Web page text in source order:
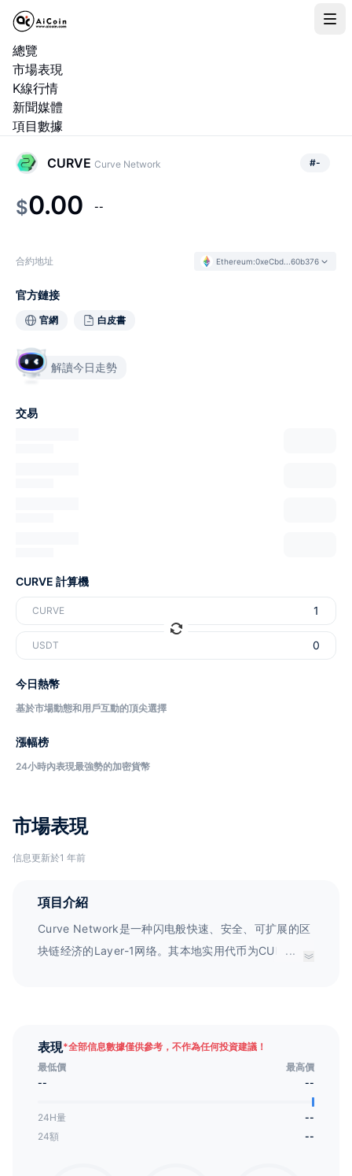
總覽
市場表現
K線行情
新聞媒體
項目數據
市場表現
信息更新於1 年前
項目介紹
Curve Network是一种闪电般快速、安全、可扩展的区
块链经济的Layer-1网络。其本地实用代币为CURVE，
...
表現*全部信息數據僅供參考，不作為任何投資建議！
最低價
最高價
--
--
24H量
--
24額
--
CURVE Curve Network #-
$0.00 --
合約地址 Ethereum:0xeCbd...60b376
官方鏈接
官網 白皮書
解讀今日走勢
交易
CURVE 計算機
CURVE
USDT
今日熱幣
基於市場動態和用戶互動的頂尖選擇
漲幅榜
24小時內表現最強勢的加密貨幣